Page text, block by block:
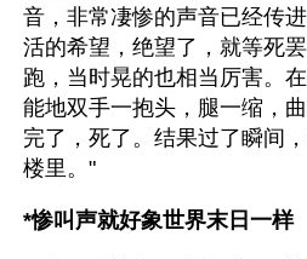
音，非常凄惨的声音已经传
活的希望，绝望了，就等死
跑，当时晃的也相当厉害。
能地双手一抱头，腿一缩，
完了，死了。结果过了瞬间
楼里。"
*惨叫声就好象世界末日一样